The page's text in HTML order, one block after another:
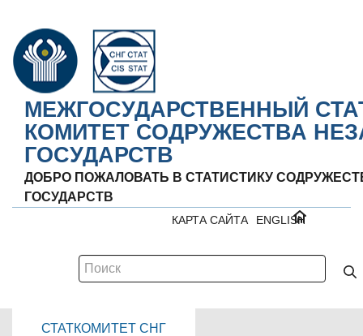
МЕЖГОСУДАРСТВЕННЫЙ
КОМИТЕТ СОДРУЖЕСТВА
ГОСУДАРСТВ
ДОБРО ПОЖАЛОВАТЬ В СТАТИСТИКУ
ГОСУДАРСТВ
ENGLISH
КАРТА САЙТА
СТАТКОМИТЕТ СНГ